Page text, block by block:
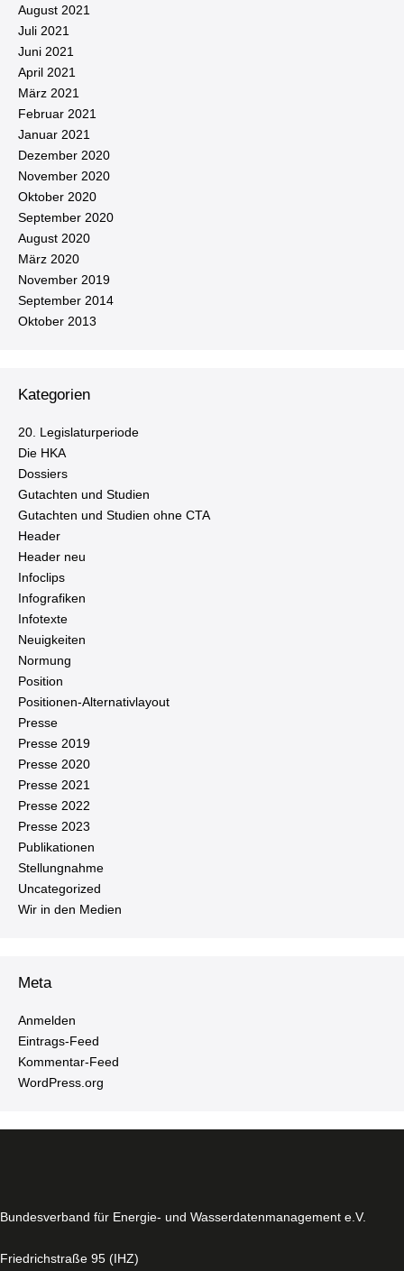
August 2021
Juli 2021
Juni 2021
April 2021
März 2021
Februar 2021
Januar 2021
Dezember 2020
November 2020
Oktober 2020
September 2020
August 2020
März 2020
November 2019
September 2014
Oktober 2013
Kategorien
20. Le­gis­la­tur­pe­ri­ode
Die HKA
Dossiers
Gutachten und Studien
Gutachten und Studien ohne CTA
Header
Header neu
Infoclips
In­fo­gra­fi­ken
Infotexte
Neu­ig­kei­ten
Normung
Position
Po­si­tio­nen-Al­ter­na­tiv­lay­out
Presse
Presse 2019
Presse 2020
Presse 2021
Presse 2022
Presse 2023
Pu­bli­ka­tio­nen
Stel­lung­nah­me
Un­ca­te­go­ri­zed
Wir in den Medien
Meta
Anmelden
Ein­trags-Feed
Kom­men­tar-Feed
WordPress.​org
Bun­des­ver­band für Energie- und Was­ser­da­ten­ma­nage­ment e.V.
Fried­rich­stra­ße 95 (IHZ)